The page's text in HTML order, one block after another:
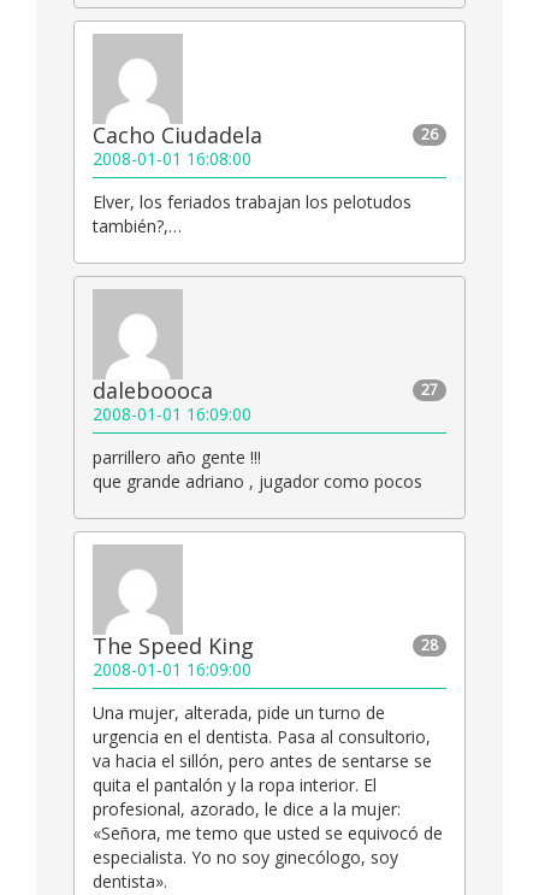
26
Cacho Ciudadela
2008-01-01 16:08:00
Elver, los feriados trabajan los pelotudos
también?,…
27
daleboooca
2008-01-01 16:09:00
parrillero año gente !!!
que grande adriano , jugador como pocos
28
The Speed King
2008-01-01 16:09:00
Una mujer, alterada, pide un turno de
urgencia en el dentista. Pasa al consultorio,
va hacia el sillón, pero antes de sentarse se
quita el pantalón y la ropa interior. El
profesional, azorado, le dice a la mujer:
«Señora, me temo que usted se equivocó de
especialista. Yo no soy ginecólogo, soy
dentista».